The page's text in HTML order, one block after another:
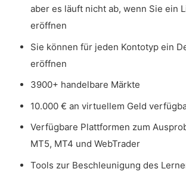
aber es läuft nicht ab, wenn Sie ein
eröffnen
Sie können für jeden Kontotyp ein
eröffnen
3900+ handelbare Märkte
10.000 € an virtuellem Geld
Verfügbare Plattformen zum
MT5, MT4 und WebTrader
Tools zur Beschleunigung des